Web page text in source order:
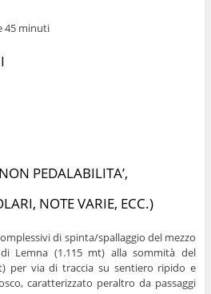
45 minuti
PEDALABILITA’,
NOTE VARIE, ECC.)
di spinta/spallaggio del mezzo
Lemna (1.115 mt) alla sommità del
per via di traccia su sentiero ripido e
caratterizzato peraltro da passaggi